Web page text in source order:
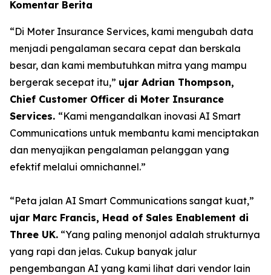
Komentar Berita
“Di Moter Insurance Services, kami mengubah data
menjadi pengalaman secara cepat dan berskala
besar, dan kami membutuhkan mitra yang mampu
bergerak secepat itu,” ujar Adrian Thompson,
Chief Customer Officer di Moter Insurance
Services. “Kami mengandalkan inovasi AI Smart
Communications untuk membantu kami menciptakan
dan menyajikan pengalaman pelanggan yang
efektif melalui omnichannel.”
“Peta jalan AI Smart Communications sangat kuat,”
ujar Marc Francis, Head of Sales Enablement di
Three UK. “Yang paling menonjol adalah strukturnya
yang rapi dan jelas. Cukup banyak jalur
pengembangan AI yang kami lihat dari vendor lain